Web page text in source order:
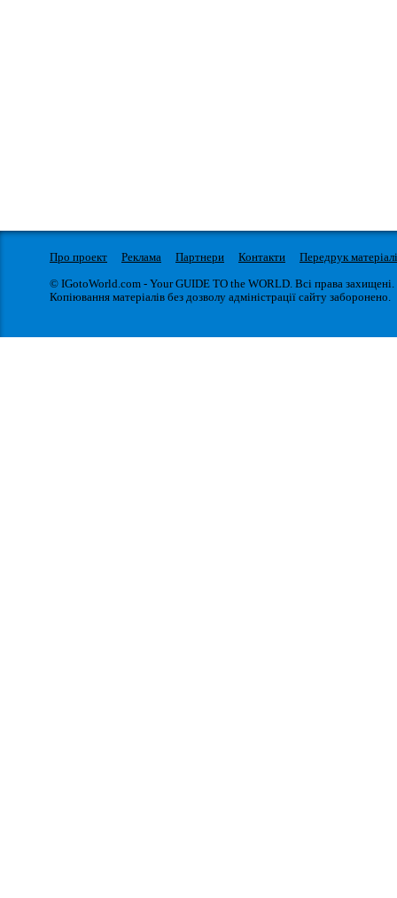
Про проект Реклама Партнери Контакти
Передрук
© IGotoWorld.com - Your GUIDE TO the WORLD. Всі права захищені.
Копіювання матеріалів без дозволу адміністрації сайту заборонено.